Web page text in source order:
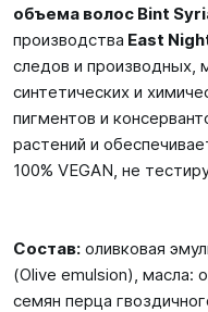
объема волос Bint
производства East
следов и производных,
синтетических и
пигментов и
растений и
100% VEGAN, не
Состав: оливковая
(Olive emulsion), масла:
семян перца